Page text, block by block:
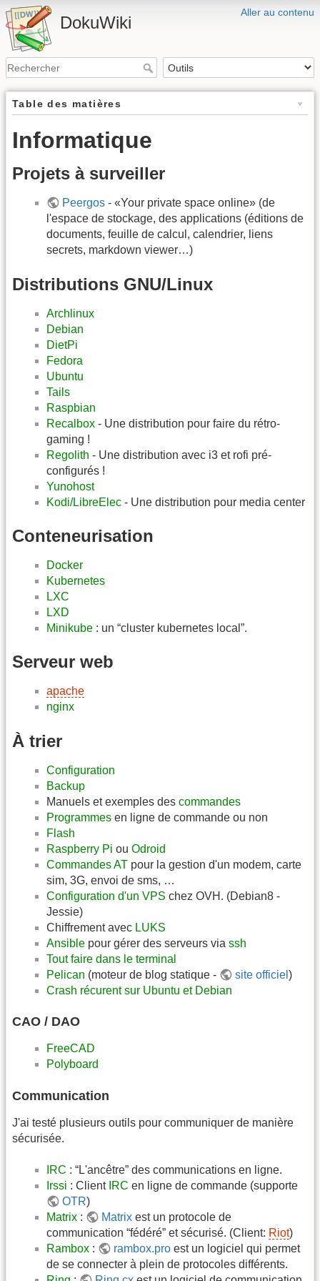
Aller au contenu
DokuWiki
Table des matières
Informatique
Projets à surveiller
Peergos - «Your private space online» (de
l'espace de stockage, des applications (éditions de
documents, feuille de calcul, calendrier, liens
secrets, markdown viewer…)
Distributions GNU/Linux
Archlinux
Debian
DietPi
Fedora
Ubuntu
Tails
Raspbian
Recalbox - Une distribution pour faire du rétro-
gaming !
Regolith - Une distribution avec i3 et rofi pré-
configurés !
Yunohost
Kodi/LibreElec - Une distribution pour media center
Conteneurisation
Docker
Kubernetes
LXC
LXD
Minikube : un “cluster kubernetes local”.
Serveur web
apache
nginx
À trier
Configuration
Backup
Manuels et exemples des commandes
Programmes en ligne de commande ou non
Flash
Raspberry Pi ou Odroid
Commandes AT pour la gestion d'un modem, carte
sim, 3G, envoi de sms, …
Configuration d'un VPS chez OVH. (Debian8 -
Jessie)
Chiffrement avec LUKS
Ansible pour gérer des serveurs via ssh
Tout faire dans le terminal
Pelican (moteur de blog statique - site officiel)
Crash récurent sur Ubuntu et Debian
CAO / DAO
FreeCAD
Polyboard
Communication
J'ai testé plusieurs outils pour communiquer de manière
sécurisée.
IRC : “L'ancêtre” des communications en ligne.
Irssi : Client IRC en ligne de commande (supporte
OTR)
Matrix : Matrix est un protocole de
communication “fédéré” et sécurisé. (Client: Riot)
Rambox : rambox.pro est un logiciel qui permet
de se connecter à plein de protocoles différents.